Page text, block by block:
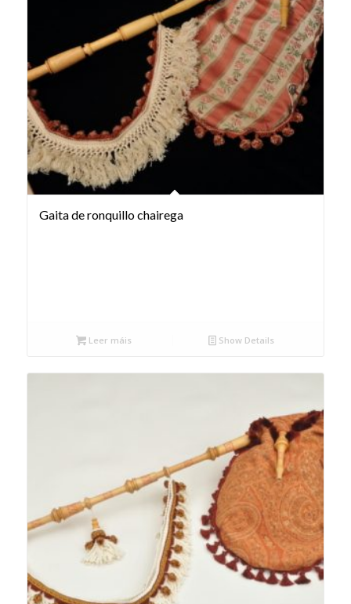
Gaita de ronquillo chairega
Leer máis Show Details